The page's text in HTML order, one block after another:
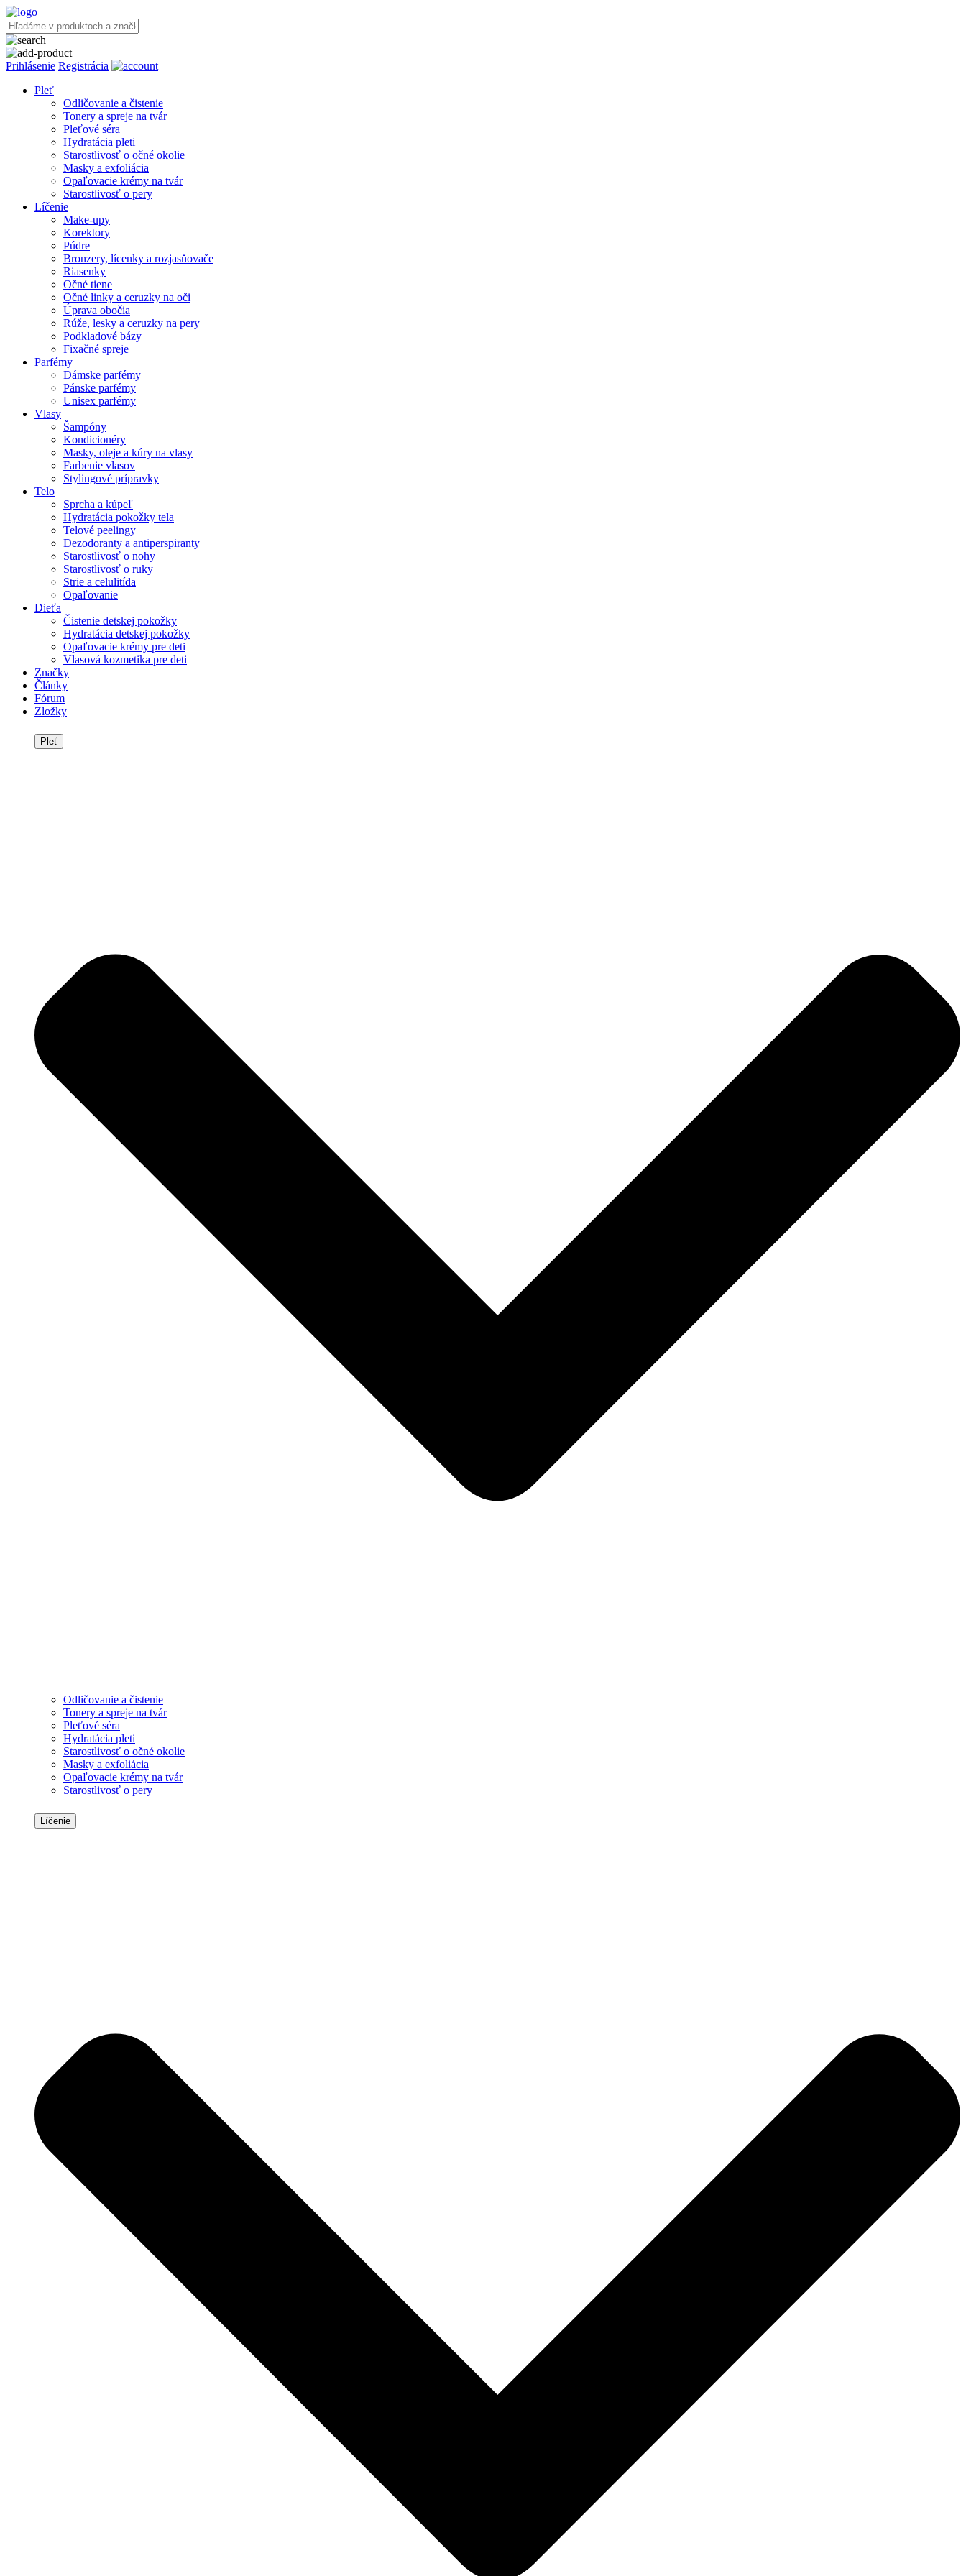
Prihlásenie Registrácia
Pleť
Odličovanie a čistenie
Tonery a spreje na tvár
Pleťové séra
Hydratácia pleti
Starostlivosť o očné okolie
Masky a exfoliácia
Opaľovacie krémy na tvár
Starostlivosť o pery
Líčenie
Make-upy
Korektory
Púdre
Bronzery, lícenky a rozjasňovače
Riasenky
Očné tiene
Očné linky a ceruzky na oči
Úprava obočia
Rúže, lesky a ceruzky na pery
Podkladové bázy
Fixačné spreje
Parfémy
Dámske parfémy
Pánske parfémy
Unisex parfémy
Vlasy
Šampóny
Kondicionéry
Masky, oleje a kúry na vlasy
Farbenie vlasov
Stylingové prípravky
Telo
Sprcha a kúpeľ
Hydratácia pokožky tela
Telové peelingy
Dezodoranty a antiperspiranty
Starostlivosť o nohy
Starostlivosť o ruky
Strie a celulitída
Opaľovanie
Dieťa
Čistenie detskej pokožky
Hydratácia detskej pokožky
Opaľovacie krémy pre deti
Vlasová kozmetika pre deti
Značky
Články
Fórum
Zložky
Pleť
Odličovanie a čistenie
Tonery a spreje na tvár
Pleťové séra
Hydratácia pleti
Starostlivosť o očné okolie
Masky a exfoliácia
Opaľovacie krémy na tvár
Starostlivosť o pery
Líčenie